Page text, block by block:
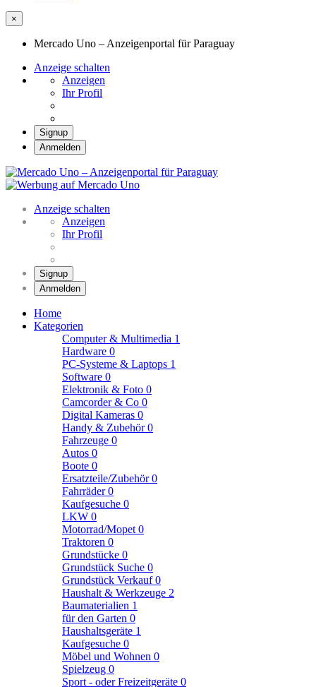
×
Mercado Uno – Anzeigenportal für Paraguay
Anzeige schalten
Anzeigen
Ihr Profil
Signup
Anmelden
Anzeige schalten
Anzeigen
Ihr Profil
Signup
Anmelden
Home
Kategorien
Computer & Multimedia 1
Hardware 0
PC-Systeme & Laptops 1
Software 0
Elektronik & Foto 0
Camcorder & Co 0
Digital Kameras 0
Handy & Zubehör0
Fahrzeuge 0
Autos 0
Boote 0
Ersatzteile/Zubehör0
Fahrräder0
Kaufgesuche 0
LKW 0
Motorrad/Mopet 0
Traktoren 0
Grundstücke 0
Grundstück Suche 0
Grundstück Verkauf0
Haushalt & Werkzeuge 2
Baumaterialien 1
für den Garten 0
Haushaltsgeräte 1
Kaufgesuche 0
Möbel und Wohnen 0
Spielzeug 0
Sport - oder Freizeitgeräte 0